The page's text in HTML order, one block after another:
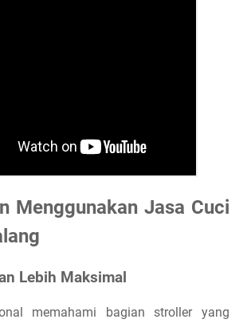
Menggunakan Jasa Cuci
Lebih Maksimal
memahami bagian stroller yang